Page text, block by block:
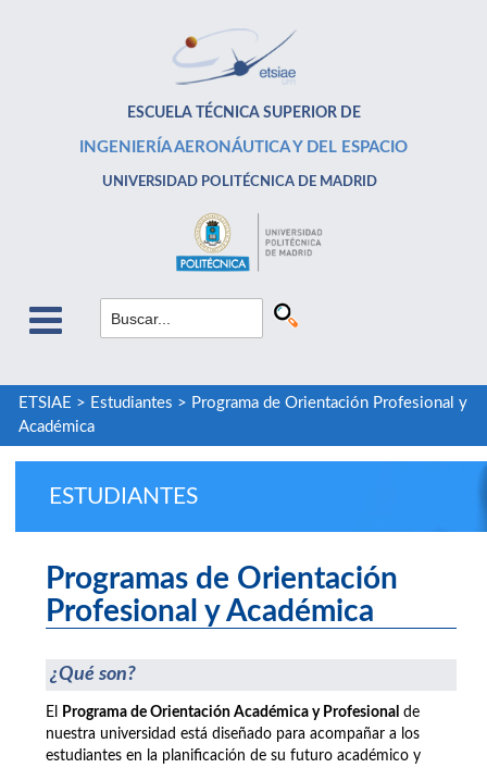
ESCUELA TÉCNICA SUPERIOR DE
INGENIERÍA AERONÁUTICA Y DEL ESPACIO
UNIVERSIDAD POLITÉCNICA DE MADRID
ETSIAE > Estudiantes > Programa de Orientación Profesional y
Académica
ESTUDIANTES
Programas de Orientación
Profesional y Académica
¿Qué son?
El Programa de Orientación Académica y Profesional de
nuestra universidad está diseñado para acompañar a los
estudiantes en la planificación de su futuro académico y